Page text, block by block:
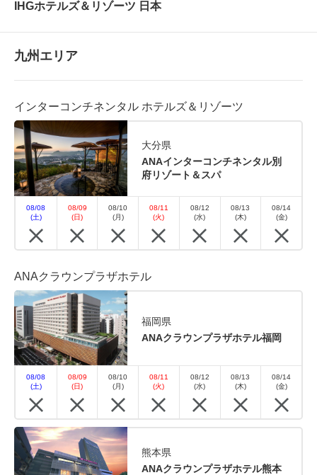
IHGホテルズ＆リゾーツ 日本
九州エリア
インターコンチネンタル ホテルズ＆リゾーツ
大分県
ANAインターコンチネンタル別
府リゾート＆スパ
08/08
(土)
08/09
(日)
08/10
(月)
08/11
(火)
08/12
(水)
08/13
(木)
08/14
(金)
ANAクラウンプラザホテル
福岡県
ANAクラウンプラザホテル福岡
08/08
(土)
08/09
(日)
08/10
(月)
08/11
(火)
08/12
(水)
08/13
(木)
08/14
(金)
熊本県
ANAクラウンプラザホテル熊本